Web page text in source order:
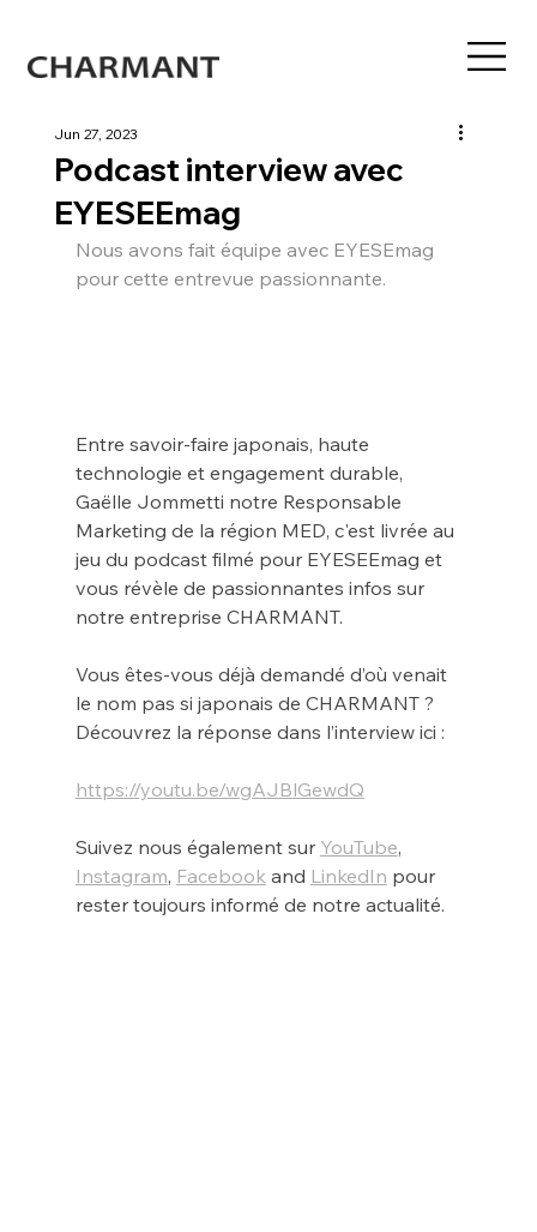
Podcast interview avec
EYESEEmag
Jun 27, 2023
Nous avons fait équipe avec EYESEmag
pour cette entrevue passionnante.
Entre savoir-faire japonais, haute
technologie et engagement durable,
Gaëlle Jommetti notre Responsable
Marketing de la région MED, c'est livrée au
jeu du podcast filmé pour EYESEEmag et
vous révèle de passionnantes infos sur
notre entreprise CHARMANT.
Vous êtes-vous déjà demandé d’où venait
le nom pas si japonais de CHARMANT ?
Découvrez la réponse dans l’interview ici :
https://youtu.be/wgAJBlGewdQ
Suivez nous également sur YouTube,
Instagram, Facebook and LinkedIn pour
rester toujours informé de notre actualité.